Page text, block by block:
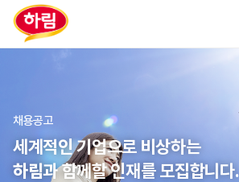
채용공고
세계적인 기업으로 비상하는
하림과 함께할 인재를 모집합니다.